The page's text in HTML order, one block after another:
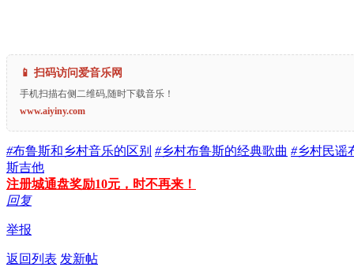
📱 扫码访问爱音乐网
手机扫描右侧二维码,随时下载音乐！
www.aiyiny.com
#布鲁斯和乡村音乐的区别 #乡村布鲁斯的经典歌曲 #乡村民谣
斯吉他
注册城通盘奖励10元，时不再来！
回复
举报
返回列表 发新帖